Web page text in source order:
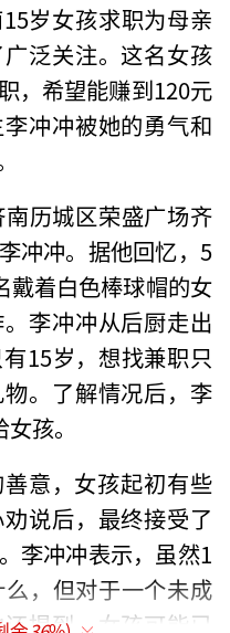
岁女孩求职为母亲
泛关注。这名女孩
，希望能赚到120元
冲冲被她的勇气和
历城区荣盛广场齐
冲冲。据他回忆，5
戴着白色棒球帽的女
李冲冲从后厨走出
15岁，想找兼职只
。了解情况后，李
孩。
意，女孩起初有些
说后，最终接受了
李冲冲表示，虽然1
，但对于一个未成
提到，女孩可能已